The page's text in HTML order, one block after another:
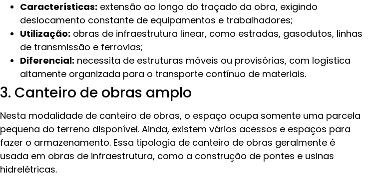
Características: extensão ao longo do traçado da obra, exigindo
deslocamento constante de equipamentos e trabalhadores;
Utilização: obras de infraestrutura linear, como estradas, gasodutos, linhas
de transmissão e ferrovias;
Diferencial: necessita de estruturas móveis ou provisórias, com logística
altamente organizada para o transporte contínuo de materiais.
3. Canteiro de obras amplo
Nesta modalidade de canteiro de obras, o espaço ocupa somente uma parcela
pequena do terreno disponível. Ainda, existem vários acessos e espaços para
fazer o armazenamento. Essa tipologia de canteiro de obras geralmente é
usada em obras de infraestrutura, como a construção de pontes e usinas
hidrelétricas.